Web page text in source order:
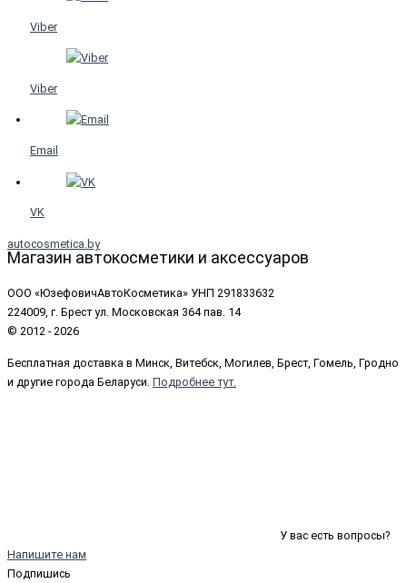
Viber
Viber
Email
VK
autocosmetica.by
Магазин автокосметики и аксессуаров
ООО «ЮзефовичАвтоКосметика» УНП 291833632
224009, г. Брест ул. Московская 364 пав. 14
© 2012 - 2026
Бесплатная доставка в Минск, Витебск, Могилев, Брест, Гомель, Гродно
и другие города Беларуси. Подробнее тут.
У вас есть вопросы?
Напишите нам
Подпишись